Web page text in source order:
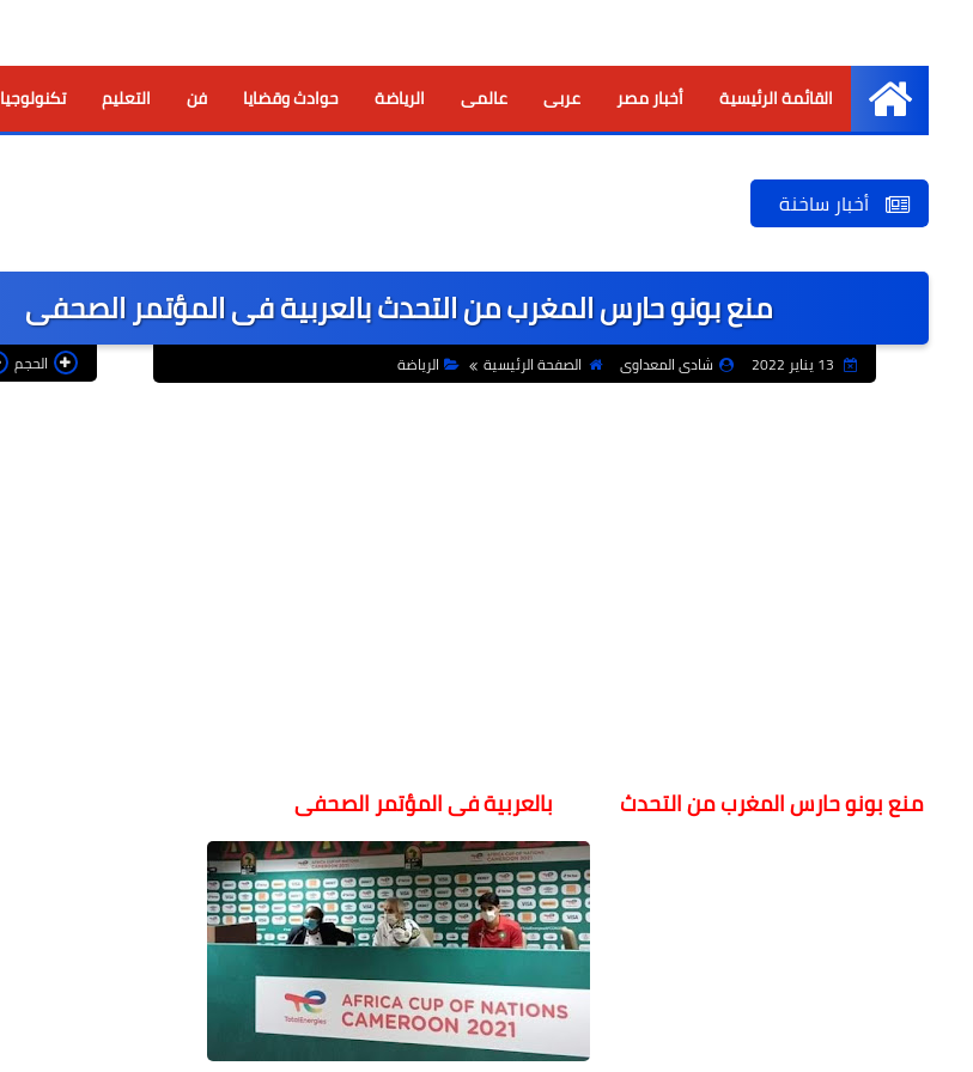
الرئيسية
القائمة الرئيسية أخبار مصر عربى عالمى الرياضة حوادث وقضايا فن التعليم تكنولوجيا
أخبار ساخنة
منع بونو حارس المغرب من التحدث بالعربية فى المؤتمر الصحفى
شادى المعداوى الصفحة الرئيسية الرياضة الحجم
منع بونو حارس المغرب من التحدث بالعربية فى المؤتمر الصحفى